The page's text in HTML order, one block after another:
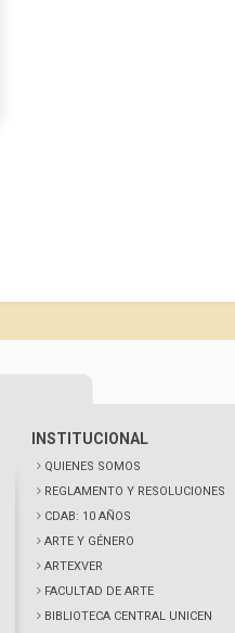
INSTITUCIONAL
QUIENES SOMOS
REGLAMENTO Y RESOLUCIONES
CDAB: 10 AÑOS
ARTE Y GÉNERO
ARTEXVER
FACULTAD DE ARTE
BIBLIOTECA CENTRAL UNICEN